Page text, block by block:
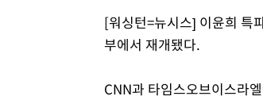
[워싱턴=뉴시스] 이윤희 특
부에서 재개됐다.
CNN과 타임스오브이스라